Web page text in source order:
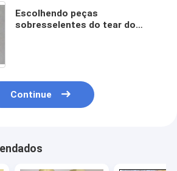
Escolhendo peças
sobresselentes do tear do
Continue